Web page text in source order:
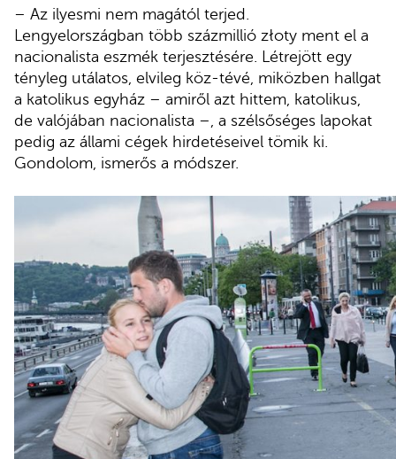
– Az ilyesmi nem magától terjed.
Lengyelországban több százmillió złoty ment el a
nacionalista eszmék terjesztésére. Létrejött egy
tényleg utálatos, elvileg köz-tévé, miközben hallgat
a katolikus egyház – amiről azt hittem, katolikus,
de valójában nacionalista –, a szélsőséges lapokat
pedig az állami cégek hirdetéseivel tömik ki.
Gondolom, ismerős a módszer.